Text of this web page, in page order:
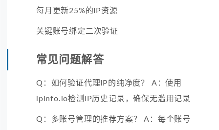
每月更新25%的IP资源
关键账号绑定二次验证
常见问题解答
Q：如何验证代理IP的纯净度？ A：使用
ipinfo.io检测IP历史记录，确保无滥用记录
Q：多账号管理的推荐方案？ A：每个账号